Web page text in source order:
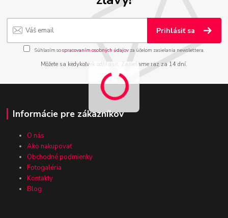
Prihlásiť sa
Súhlasím sospracovaním osobných údajov za účelom zasielania newslettera.
Môžete sa kedykoľvek odhlásiť. Zasielame raz za 14 dní.
Informácie pre zákazníkov
O nás
Ako nakupovať
Obchodné podmienky
Fotogaléria
Kontakty
Blog